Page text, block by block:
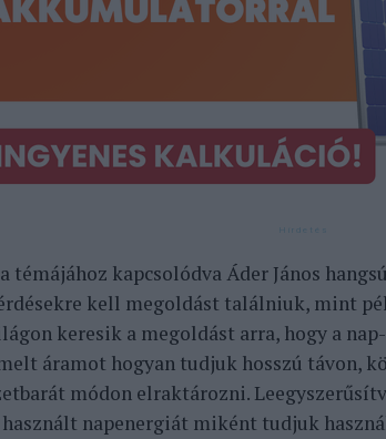
témájához kapcsolódva Áder János
kell megoldást találniuk, mint
keresik a megoldást arra, hogy a
áramot hogyan tudjuk hosszú távon,
módon elraktározni.
napenergiát miként tudjuk